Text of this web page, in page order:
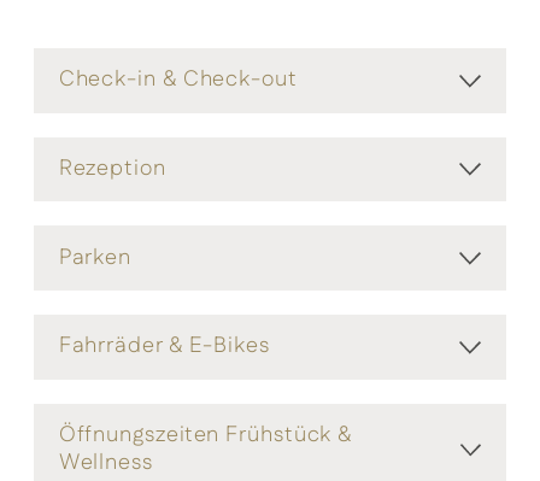
Check-in & Check-out
Rezeption
Parken
Fahrräder & E-Bikes
Öffnungszeiten Frühstück &
Wellness